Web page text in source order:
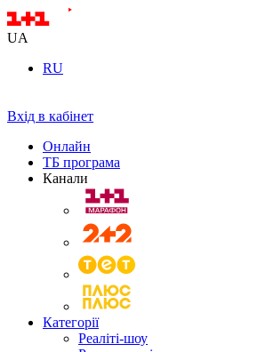
UA
RU
Вхід в кабінет
Онлайн
ТБ програма
Канали
Категорії
Реаліті-шоу